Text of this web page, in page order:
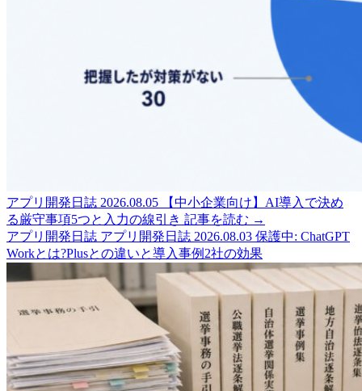
アプリ開発日誌 2026.08.05
【中小企業向け】AI導入で決め
る厳守事項5つと入力の線引き 記事を読む →
アプリ開発日誌 アプリ開発日誌 2026.08.03 保護中: ChatGPT
Workとは?Plusとの違いと導入事例2社の効果